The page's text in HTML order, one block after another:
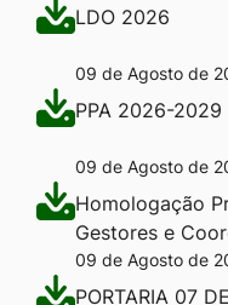
LDO 2026
09 de Agosto de
PPA 2026-2029
09 de Agosto de
Homologação
Gestores e
09 de Agosto de
PORTARIA 07